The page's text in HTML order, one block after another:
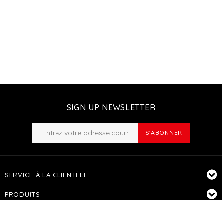
SIGN UP NEWSLETTER
S'ABONNER
SERVICE À LA CLIENTÈLE
PRODUITS